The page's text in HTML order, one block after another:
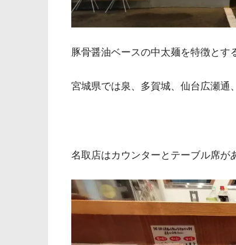
豚骨醤油ベースの中太麺を特徴とす
宮城県では泉、多賀城、仙台広瀬通
名取店はカウンターとテーブル席が